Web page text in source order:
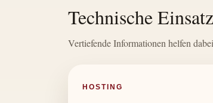
Technische
Vertiefende Informationen helfen
HOSTING